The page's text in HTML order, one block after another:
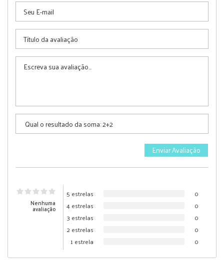
Nenhuma
avaliação
5 estrelas
0
4 estrelas
0
3 estrelas
0
2 estrelas
0
1 estrela
0